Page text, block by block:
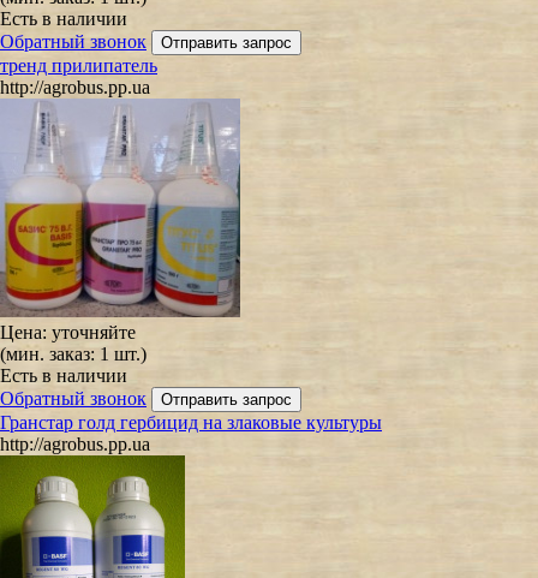
Есть в наличии
Обратный звонок
тренд прилипатель
http://agrobus.pp.ua
Цена: уточняйте
(мин. заказ: 1 шт.)
Есть в наличии
Обратный звонок
Гранстар голд гербицид на злаковые культуры
http://agrobus.pp.ua